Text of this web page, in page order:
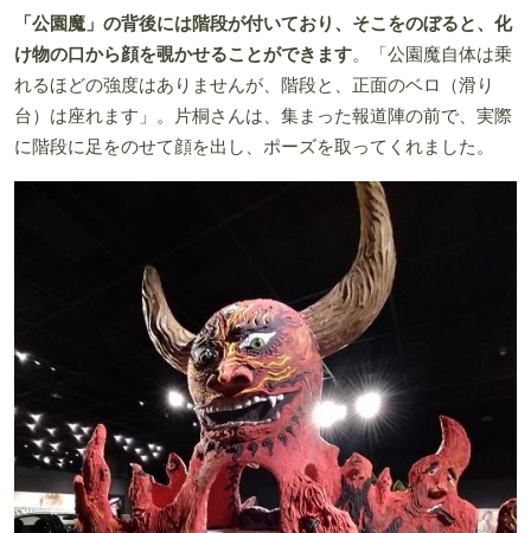
「公園魔」の背後には階段が付いており、そこをのぼると、化
け物の口から顔を覗かせることができます。「公園魔自体は乗
れるほどの強度はありませんが、階段と、正面のベロ（滑り
台）は座れます」。片桐さんは、集まった報道陣の前で、実際
に階段に足をのせて顔を出し、ポーズを取ってくれました。